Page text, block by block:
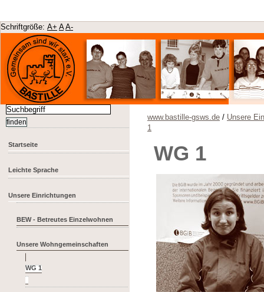
Schriftgröße: A+ A A-
Startseite
Leichte Sprache
Unsere Einrichtungen
BEW - Betreutes Einzelwohnen
Unsere Wohngemeinschaften
WG 1
www.bastille-gsws.de / Unsere
1
WG 1